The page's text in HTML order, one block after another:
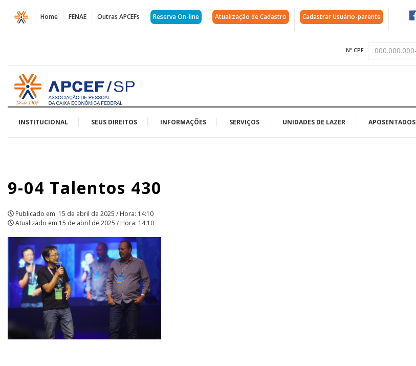
Página
Talentos
430
|
APCEF/SP
Home FENAE Outras APCEFs Reserva On-line Atualização de Cadastro Cadastrar Usuário-parente
Nº CPF
Acessar
página
inicial
INSTITUCIONAL SEUS DIREITOS INFORMAÇÕES SERVIÇOS UNIDADES DE LAZER APOSENTADOS
9-04 Talentos 430
Publicado em 15 de abril de 2025 / Hora: 14:10
Atualizado em 15 de abril de 2025 / Hora: 14:10